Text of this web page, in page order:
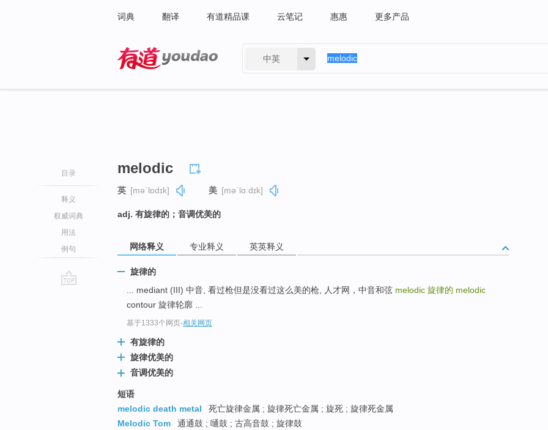
词典 翻译 有道精品课 云笔记 惠惠 更多产品
中英
目录
释义
权威词典
用法
例句
melodic
英 [məˈlɒdɪk] 美 [məˈlɑːdɪk]
adj. 有旋律的；音调优美的
网络释义 专业释义 英英释义
旋律的
... mediant (III) 中音, 看过枪但是没看过这么美的枪, 人才网，中音和弦 melodic 旋律的 melodic
contour 旋律轮廓 ...
基于1333个网页-相关网页
有旋律的
旋律优美的
音调优美的
短语
melodic death metal
死亡旋律金属 ; 旋律死亡金属 ; 旋死 ; 旋律死金属
Melodic Tom
通通鼓 ; 嗵鼓 ; 古高音鼓 ; 旋律鼓